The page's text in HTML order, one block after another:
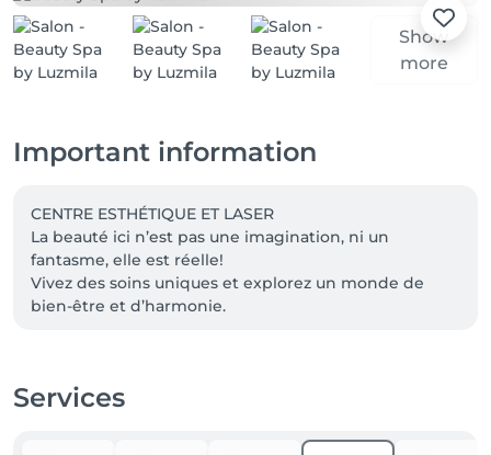
Show
more
Important information
CENTRE ESTHÉTIQUE ET LASER
La beauté ici n’est pas une imagination, ni un
fantasme, elle est réelle!
Vivez des soins uniques et explorez un monde de
Services